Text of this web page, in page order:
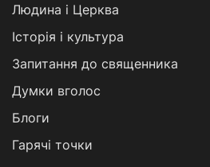
Людина і Церква
Історія і культура
Запитання до священника
Думки вголос
Блоги
Гарячі точки